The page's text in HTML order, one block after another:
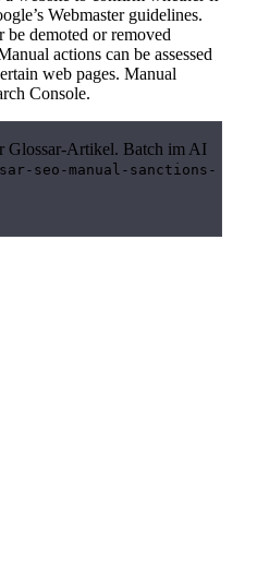
Webmaster guidelines.
be demoted or removed
actions can be assessed
web pages. Manual
Console.
Glossar-Artikel. Batch im AI
seo-manual-sanctions-